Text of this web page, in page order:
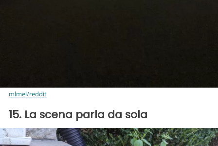
mlmel/reddit
15. La scena parla da sola